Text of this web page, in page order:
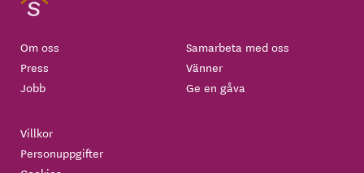
Om oss
Press
Jobb
Samarbeta med oss
Vänner
Ge en gåva
Villkor
Personuppgifter